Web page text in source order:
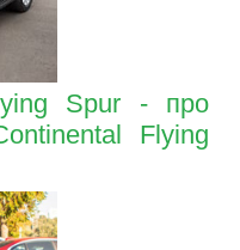
Spur - про
Flying